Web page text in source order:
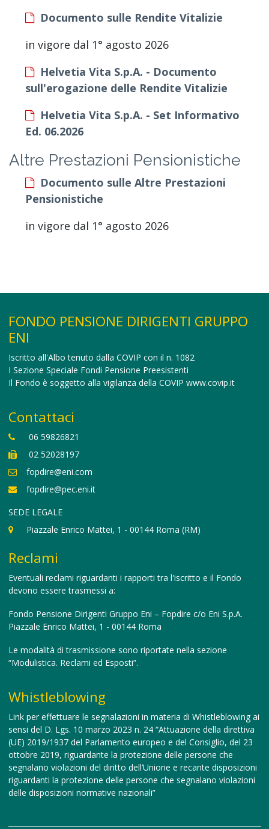
Documento sulle Rendite Vitalizie
in vigore dal 1° agosto 2026
Helvetia Vita S.p.A. - Documento
sull'erogazione delle Rendite Vitalizie
Helvetia Vita S.p.A. - Set Informativo
Ed. 06.2026
Altre Prestazioni Pensionistiche
Documento sulle Altre Prestazioni
Pensionistiche
in vigore dal 1° agosto 2026
FONDO PENSIONE DIRIGENTI GRUPPO
ENI
Iscritto all'Albo tenuto dalla COVIP con il n. 1082
I Sezione Speciale Fondi Pensione Preesistenti
Il Fondo è soggetto alla vigilanza della COVIP www.covip.it
Contattaci
06 59826821
02 52028197
fopdire@eni.com
fopdire@pec.eni.it
SEDE LEGALE
Piazzale Enrico Mattei, 1 - 00144 Roma (RM)
Reclami
Eventuali reclami riguardanti i rapporti tra l'iscritto e il Fondo
devono essere trasmessi a:
Fondo Pensione Dirigenti Gruppo Eni – Fopdire c/o Eni S.p.A.
Piazzale Enrico Mattei, 1 - 00144 Roma
Le modalità di trasmissione sono riportate nella sezione
“Modulistica. Reclami ed Esposti”.
Whistleblowing
Link per effettuare le segnalazioni in materia di Whistleblowingai
sensi del D. Lgs. 10 marzo 2023 n. 24 “Attuazione della direttiva
(UE) 2019/1937 del Parlamento europeo e del Consiglio, del 23
ottobre 2019, riguardante la protezione delle persone che
segnalano violazioni del diritto dell’Unione e recante disposizioni
riguardanti la protezione delle persone che segnalano violazioni
delle disposizioni normative nazionali”